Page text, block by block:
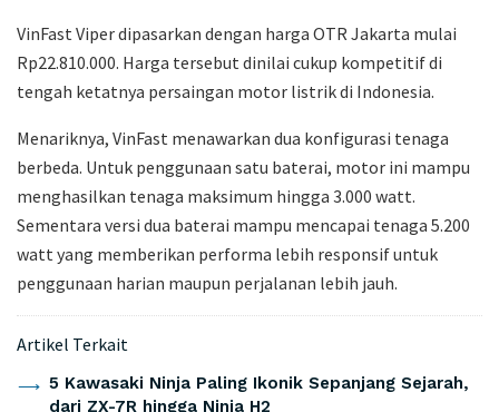
VinFast Viper dipasarkan dengan harga OTR Jakarta mulai
Rp22.810.000. Harga tersebut dinilai cukup kompetitif di
tengah ketatnya persaingan motor listrik di Indonesia.
Menariknya, VinFast menawarkan dua konfigurasi tenaga
berbeda. Untuk penggunaan satu baterai, motor ini mampu
menghasilkan tenaga maksimum hingga 3.000 watt.
Sementara versi dua baterai mampu mencapai tenaga 5.200
watt yang memberikan performa lebih responsif untuk
penggunaan harian maupun perjalanan lebih jauh.
Artikel Terkait
5 Kawasaki Ninja Paling Ikonik Sepanjang Sejarah,
dari ZX-7R hingga Ninja H2